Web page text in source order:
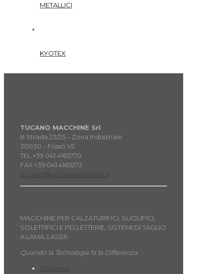
METALLICI
KYOTEX
TUCANO MACCHINE Srl
III Strada 23/25 – Zona Industriale
30030 – Fossò VE
TEL +39 041 4165770
FAX +39 041 4165273
tucano@tucanomacchine.it
MACCHINE PER CALZATURIFICI, SUOLIFICI,
SOLETTIFICI E PELLETTERIE, SISTEMI DI TAGLIO
A LAMA, LASER.
Quando la Tecnologia fa la Differenza.
Chi siamo